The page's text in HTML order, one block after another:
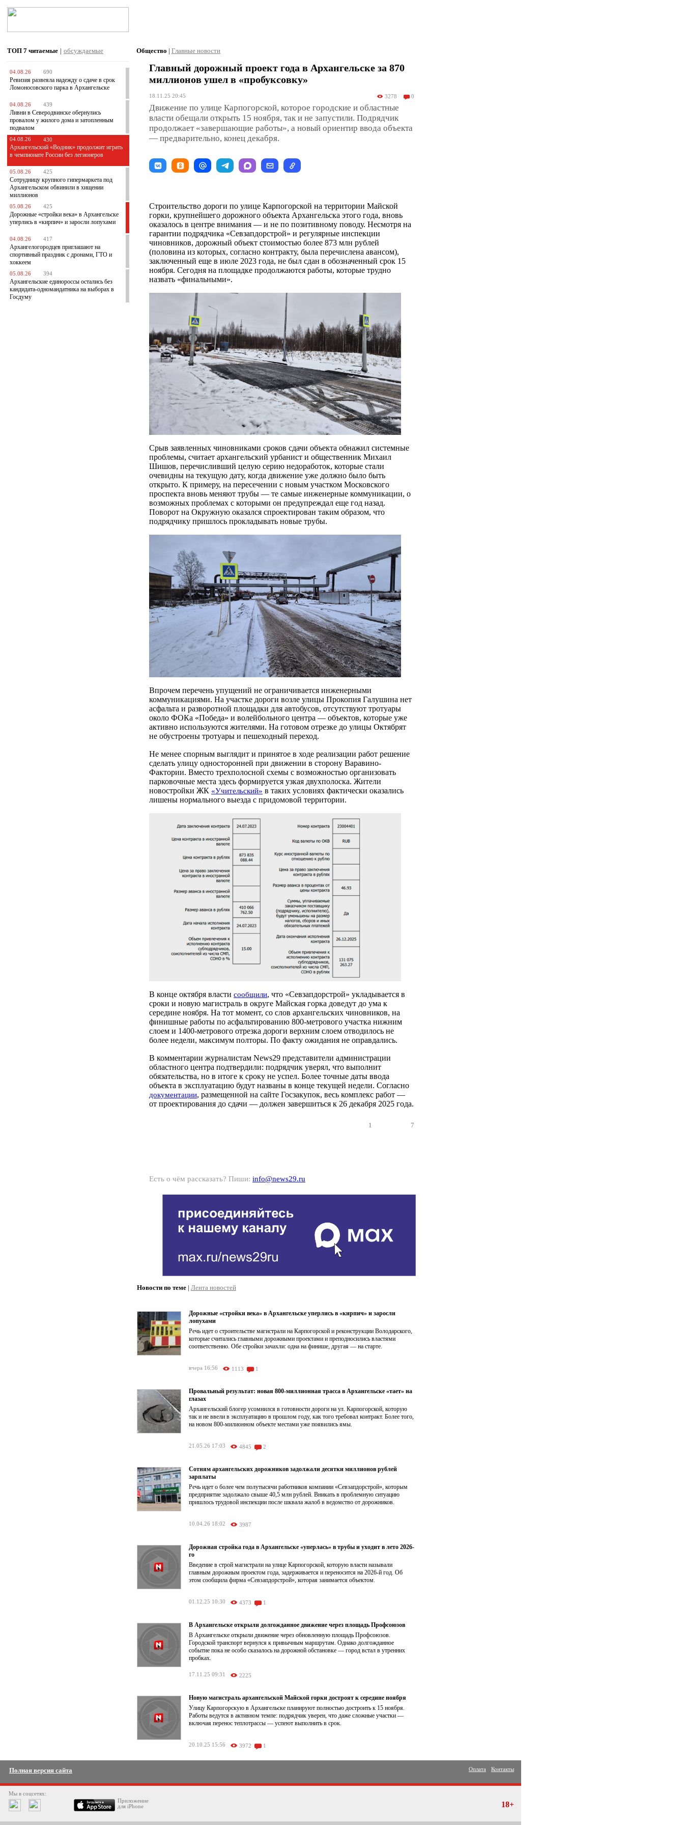
ТОП 7 читаемые | обсуждаемые
04.08.26 690
Ревизия развеяла надежду о сдаче в срок
Ломоносовского парка в Архангельске
04.08.26 439
Ливни в Северодвинске обернулись
провалом у жилого дома и затопленным
подвалом
04.08.26 430
Архангельский «Водник» продолжит играть
в чемпионате России без легионеров
05.08.26 425
Сотрудницу крупного гипермаркета под
Архангельском обвинили в хищении
миллионов
05.08.26 425
Дорожные «стройки века» в Архангельске
уперлись в «кирпич» и заросли лопухами
04.08.26 417
Архангелогородцев приглашают на
спортивный праздник с дронами, ГТО и
хоккеем
05.08.26 394
Архангельские единороссы остались без
кандидата-одномандатника на выборах в
Госдуму
Общество | Главные новости
Главный дорожный проект года в Архангельске за 870
миллионов ушел в «пробуксовку»
18.11.25 20:45 3278 0
Движение по улице Карпогорской, которое городские и областные
власти обещали открыть 15 ноября, так и не запустили. Подрядчик
продолжает «завершающие работы», а новый ориентир ввода объекта
— предварительно, конец декабря.
Строительство дороги по улице Карпогорской на территории Майской
горки, крупнейшего дорожного объекта Архангельска этого года, вновь
оказалось в центре внимания — и не по позитивному поводу. Несмотря на
гарантии подрядчика «Севзапдорстрой» и регулярные инспекции
чиновников, дорожный объект стоимостью более 873 млн рублей
(половина из которых, согласно контракту, была перечислена авансом),
заключенный еще в июле 2023 года, не был сдан в обозначенный срок 15
ноября. Сегодня на площадке продолжаются работы, которые трудно
назвать «финальными».
Срыв заявленных чиновниками сроков сдачи объекта обнажил системные
проблемы, считает архангельский урбанист и общественник Михаил
Шишов, перечисливший целую серию недоработок, которые стали
очевидны на текущую дату, когда движение уже должно было быть
открыто. К примеру, на пересечении с новым участком Московского
проспекта вновь меняют трубы — те самые инженерные коммуникации, о
возможных проблемах с которыми он предупреждал еще год назад.
Поворот на Окружную оказался спроектирован таким образом, что
подрядчику пришлось прокладывать новые трубы.
Впрочем перечень упущений не ограничивается инженерными
коммуникациями. На участке дороги возле улицы Прокопия Галушина нет
асфальта и разворотной площадки для автобусов, отсутствуют тротуары
около ФОКа «Победа» и волейбольного центра — объектов, которые уже
активно используются жителями. На готовом отрезке до улицы Октябрят
не обустроены тротуары и пешеходный переход.
Не менее спорным выглядит и принятое в ходе реализации работ решение
сделать улицу односторонней при движении в сторону Варавино-
Фактории. Вместо трехполосной схемы с возможностью организовать
парковочные места здесь формируется узкая двухполоска. Жители
новостройки ЖК «Учительский» в таких условиях фактически оказались
лишены нормального выезда с придомовой территории.
В конце октября власти сообщили, что «Севзапдорстрой» укладывается в
сроки и новую магистраль в округе Майская горка доведут до ума к
середине ноября. На тот момент, со слов архангельских чиновников, на
финишные работы по асфальтированию 800-метрового участка нижним
слоем и 1400-метрового отрезка дороги верхним слоем отводилось не
более недели, максимум полторы. По факту ожидания не оправдались.
В комментарии журналистам News29 представители администрации
областного центра подтвердили: подрядчик уверял, что выполнит
обязательства, но в итоге к сроку не успел. Более точные даты ввода
объекта в эксплуатацию будут названы в конце текущей недели. Согласно
документации, размещенной на сайте Госзакупок, весь комплекс работ —
от проектирования до сдачи — должен завершиться к 26 декабря 2025 года.
1 7
Есть о чём рассказать? Пиши: info@news29.ru
Новости по теме | Лента новостей
Дорожные «стройки века» в Архангельске уперлись в «кирпич» и заросли
лопухами
Речь идет о строительстве магистрали на Карпогорской и реконструкции Володарского,
которые считались главными дорожными проектами и преподносились властями
соответственно. Обе стройки зачахли: одна на финише, другая — на старте.
вчера 16:56 1113 1
Провальный результат: новая 800-миллионная трасса в Архангельске «тает» на
глазах
Архангельский блогер усомнился в готовности дороги на ул. Карпогорской, которую
так и не ввели в эксплуатацию в прошлом году, как того требовал контракт. Более того,
на новом 800-милионном объекте местами уже появились ямы.
21.05.26 17:03 4845 2
Сотням архангельских дорожников задолжали десятки миллионов рублей
зарплаты
Речь идет о более чем полутысячи работников компании «Севзапдорстрой», которым
предприятие задолжало свыше 40,5 млн рублей. Вникать в проблемную ситуацию
пришлось трудовой инспекции после шквала жалоб в ведомство от дорожников.
10.04.26 18:02 3987
Дорожная стройка года в Архангельске «уперлась» в трубы и уходит в лето 2026-
го
Введение в строй магистрали на улице Карпогорской, которую власти называли
главным дорожным проектом года, задерживается и переносится на 2026-й год. Об
этом сообщила фирма «Севзапдорстрой», которая занимается объектом.
01.12.25 10:30 4373 1
В Архангельске открыли долгожданное движение через площадь Профсоюзов
В Архангельске открыли движение через обновленную площадь Профсоюзов.
Городской транспорт вернулся к привычным маршрутам. Однако долгожданное
событие пока не особо сказалось на дорожной обстановке — город встал в утренних
пробках.
17.11.25 09:31 2225
Новую магистраль архангельской Майской горки достроят к середине ноября
Улицу Карпогорскую в Архангельске планируют полностью достроить к 15 ноября.
Работы ведутся в активном темпе: подрядчик уверен, что даже сложные участки —
включая перенос теплотрассы — успеют выполнить в срок.
20.10.25 15:56 3972 1
Полная версия сайта Оплата Контакты
Мы в соцсетях:
Приложение
для iPhone
18+